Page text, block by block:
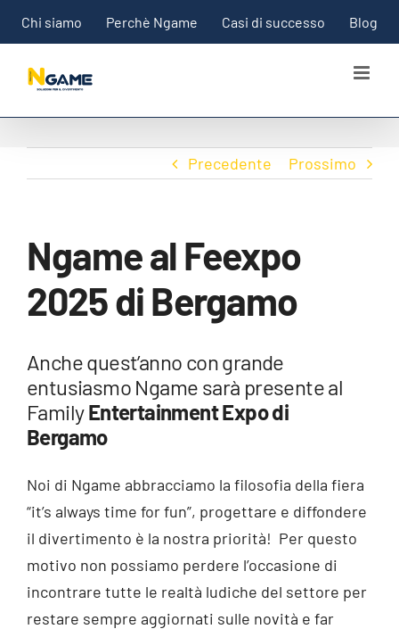
al
contenuto
Chi siamo Perchè Ngame Casi di successo Blog
Precedente Prossimo
Ngame al Feexpo
2025 di Bergamo
Anche quest’anno con grande
entusiasmo Ngame sarà presente al
FamilyEntertainment Expo di
Bergamo
Noi di Ngame abbracciamo la filosofia della fiera
“it’s always time for fun”, progettare e diffondere
il divertimento è la nostra priorità! Per questo
motivo non possiamo perdere l’occasione di
incontrare tutte le realtà ludiche del settore per
restare sempre aggiornati sulle novità e far